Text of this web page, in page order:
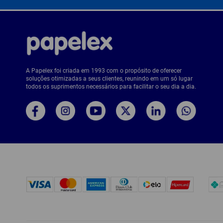
A Papelex foi criada em 1993 com o propósito de oferecer
soluções otimizadas a seus clientes, reunindo em um só lugar
todos os suprimentos necessários para facilitar o seu dia a dia.